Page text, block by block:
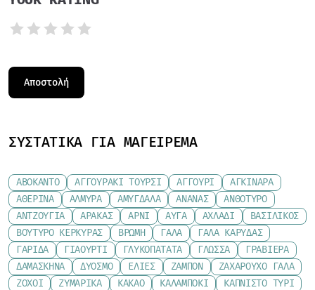
ΣΥΣΤΑΤΙΚΆ ΓΙΑ ΜΑΓΕΊΡΕΜΑ
ΑΒΟΚΆΝΤΟ ΑΓΓΟΥΡΆΚΙ ΤΟΥΡΣΊ ΑΓΓΟΎΡΙ
ΑΓΚΙΝΆΡΑ
ΑΘΕΡΊΝΑ
ΑΛΜΎΡΑ ΑΜΎΓΔΑΛΑ ΑΝΑΝΆΣ
ΑΝΘΌΤΥΡΟ
ΑΝΤΖΟΎΓΙΑ
ΑΡΑΚΆΣ ΑΡΝΊ ΑΥΓΆ ΑΧΛΆΔΙ
ΒΑΣΙΛΙΚΌΣ
ΒΟΎΤΥΡΟ ΚΕΡΚΎΡΑΣ
ΒΡΏΜΗ ΓΆΛΑ
ΓΆΛΑ ΚΑΡΎΔΑΣ
ΓΑΡΊΔΑ
ΓΙΑΟΎΡΤΙ ΓΛΥΚΟΠΑΤΆΤΑ ΓΛΏΣΣΑ
ΓΡΑΒΙΈΡΑ
ΔΑΜΆΣΚΗΝΑ
ΔΥΌΣΜΟ ΕΛΙΈΣ ΖΑΜΠΌΝ
ΖΑΧΑΡΟΎΧΟ ΓΆΛΑ
ΖΟΧΟΊ
ΖΥΜΑΡΙΚΆ ΚΑΚΆΟ ΚΑΛΑΜΠΌΚΙ
ΚΑΠΝΙΣΤΌ ΤΥΡΊ